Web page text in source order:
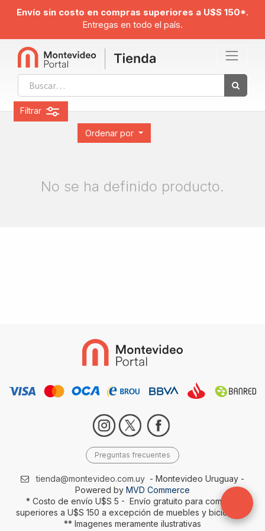
Envío sin costo en compras superiores a U$S 150*.
Entregas en todo el país.
Ordenar por
Filtrar
No se ha definido producto.
Preguntas frecuentes
tienda@montevideo.com.uy - Montevideo Uruguay -
Powered by MVD Commerce
* Costo de envío U$S 5 - Envío gratuito para compras
superiores a U$S 150 a excepción de muebles y bicicletas-
** Imagenes meramente ilustrativas